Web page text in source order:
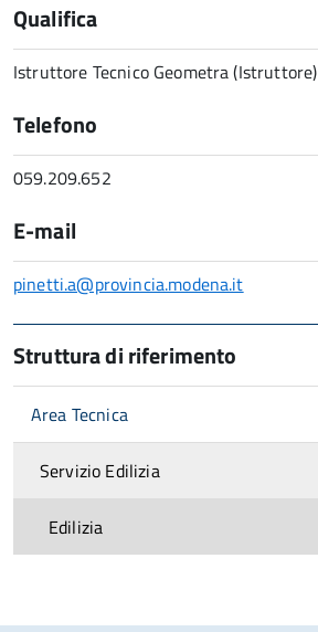
Qualifica
Istruttore Tecnico Geometra (Istruttore)
Telefono
059.209.652
E-mail
pinetti.a@provincia.modena.it
Struttura di riferimento
Area Tecnica
Servizio Edilizia
Edilizia